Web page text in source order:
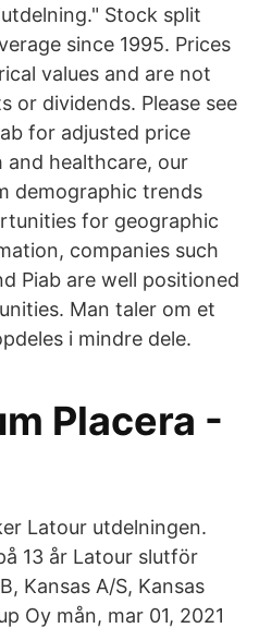
Stock split
since 1995. Prices
values and are not
or dividends. Please see
for adjusted price
and healthcare, our
demographic trends
for geographic
companies such
Piab are well positioned
Man taler om et
i mindre dele.
Placera -
Latour utdelningen.
13 år Latour slutför
Kansas A/S, Kansas
Oy mån, mar 01, 2021